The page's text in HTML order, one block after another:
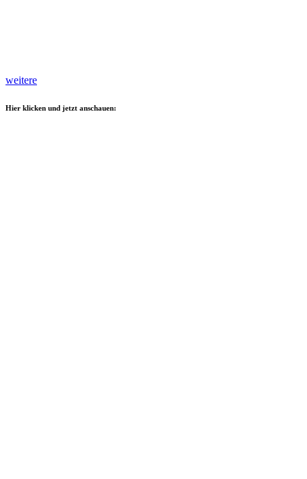
weitere
Hier klicken und jetzt anschauen: